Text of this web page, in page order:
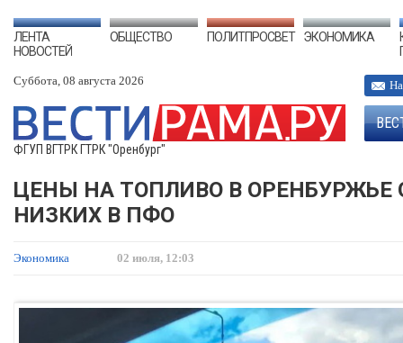
ЛЕНТА
НОВОСТЕЙ
ОБЩЕСТВО ПОЛИТПРОСВЕТ ЭКОНОМИКА
Суббота, 08 августа 2026
ФГУП ВГТРК ГТРК "Оренбург"
ЦЕНЫ НА ТОПЛИВО В
НИЗКИХ В ПФО
Экономика 02 июля, 12:03